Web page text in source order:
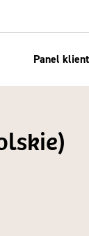
Panel